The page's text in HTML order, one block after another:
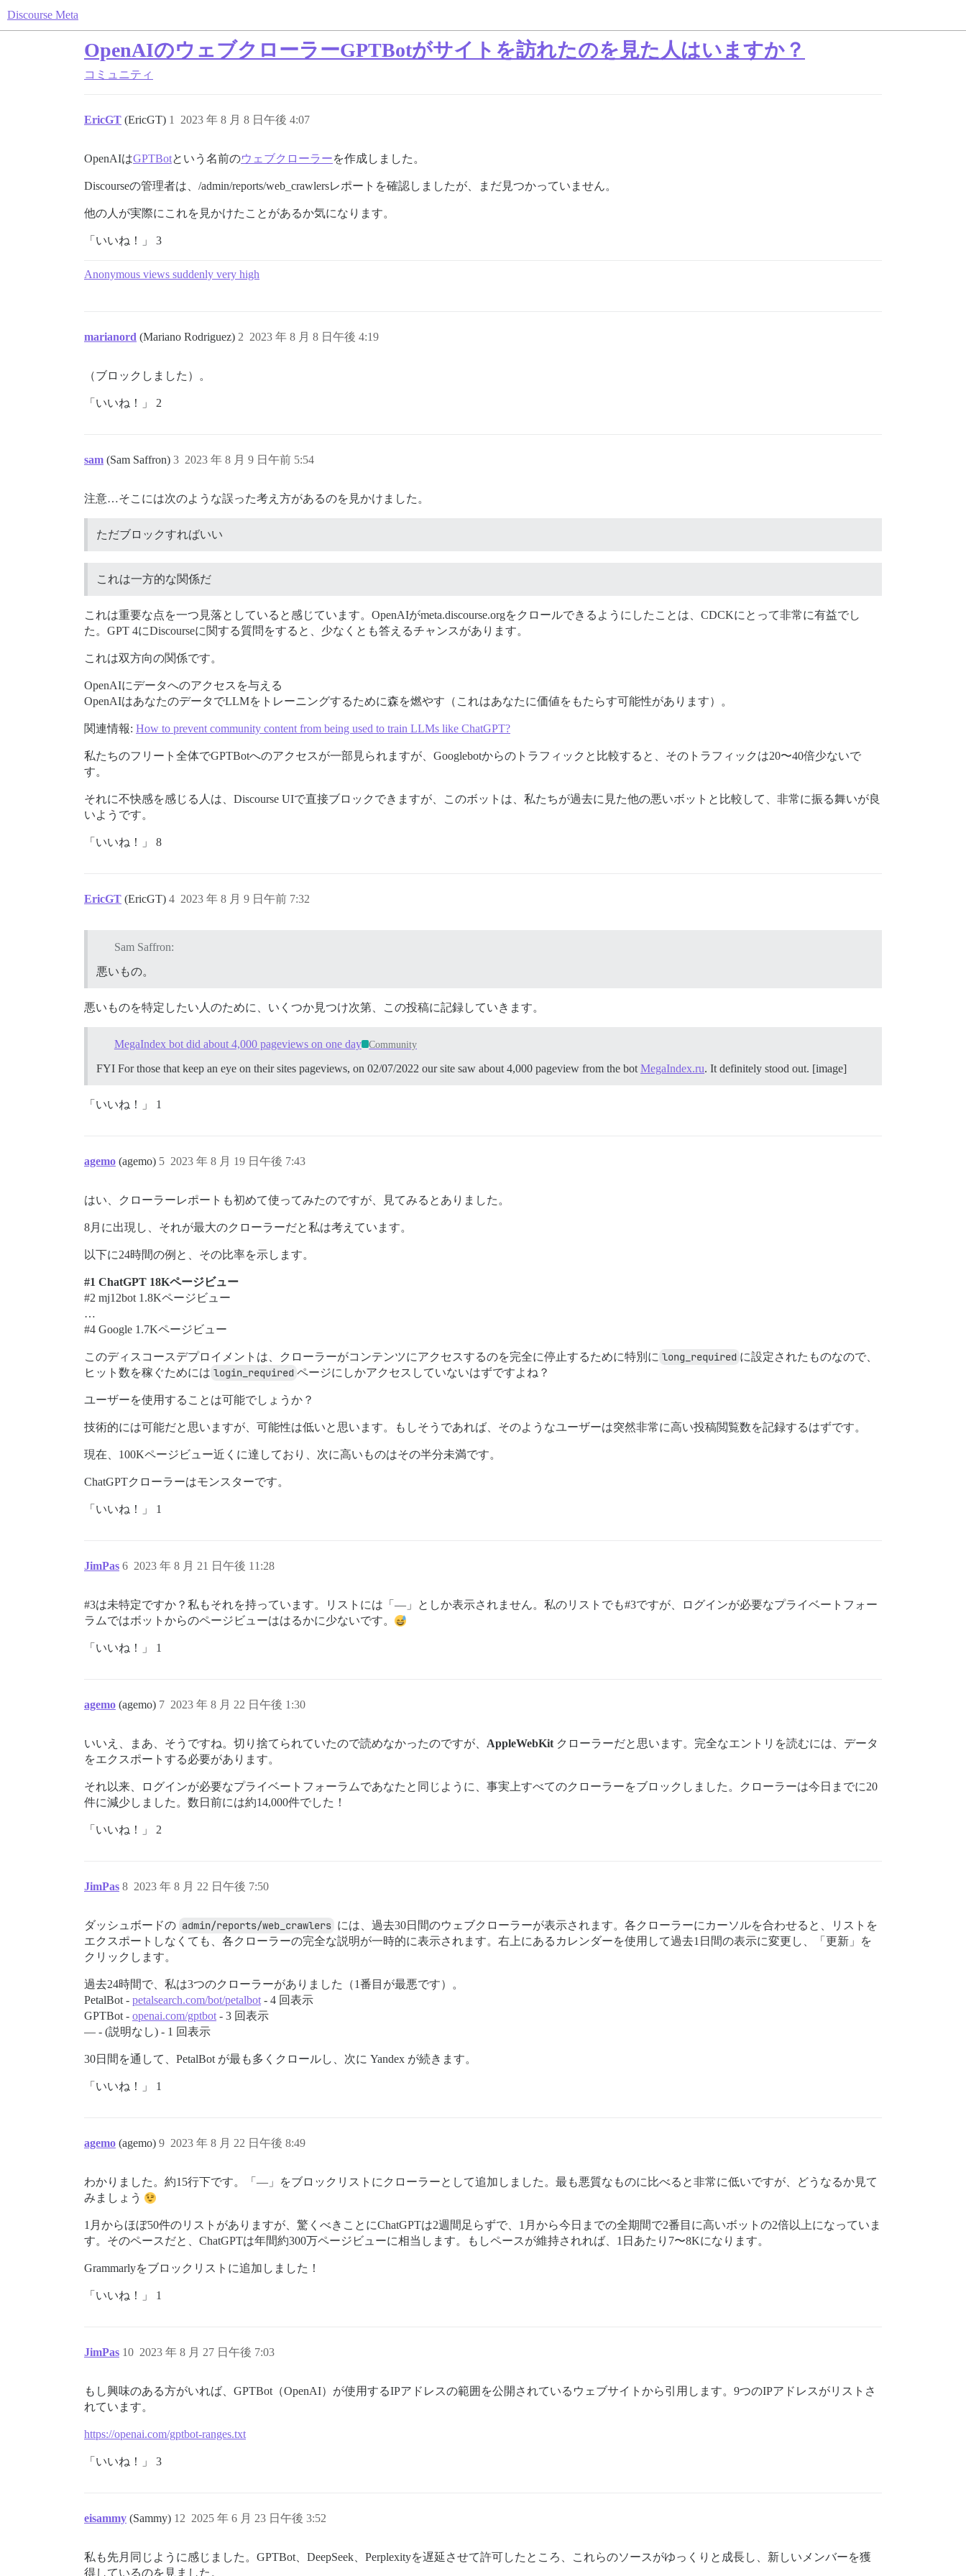
Discourse Meta
OpenAIのウェブクローラーGPTBotがサイトを訪れたのを見た人はいますか？
コミュニティ
EricGT (EricGT) 2023 年 8 月 8 日午後 4:07
1
OpenAIはGPTBotという名前のウェブクローラーを作成しました。
Discourseの管理者は、/admin/reports/web_crawlersレポートを確認しましたが、まだ見つかっていません。
他の人が実際にこれを見かけたことがあるか気になります。
「いいね！」 3
Anonymous views suddenly very high
marianord (Mariano Rodriguez) 2023 年 8 月 8 日午後 4:19
2
（ブロックしました）。
「いいね！」 2
sam (Sam Saffron) 2023 年 8 月 9 日午前 5:54
3
注意…そこには次のような誤った考え方があるのを見かけました。
ただブロックすればいい
これは一方的な関係だ
これは重要な点を一つ見落としていると感じています。OpenAIがmeta.discourse.orgをクロールできるようにしたことは、CDCKにとって非常に有益でし
た。GPT 4にDiscourseに関する質問をすると、少なくとも答えるチャンスがあります。
これは双方向の関係です。
OpenAIにデータへのアクセスを与える
OpenAIはあなたのデータでLLMをトレーニングするために森を燃やす（これはあなたに価値をもたらす可能性があります）。
関連情報: How to prevent community content from being used to train LLMs like ChatGPT?
私たちのフリート全体でGPTBotへのアクセスが一部見られますが、Googlebotからのトラフィックと比較すると、そのトラフィックは20〜40倍少ないで
す。
それに不快感を感じる人は、Discourse UIで直接ブロックできますが、このボットは、私たちが過去に見た他の悪いボットと比較して、非常に振る舞いが良
いようです。
「いいね！」 8
EricGT (EricGT) 2023 年 8 月 9 日午前 7:32
4
Sam Saffron:
悪いもの。
悪いものを特定したい人のために、いくつか見つけ次第、この投稿に記録していきます。
MegaIndex bot did about 4,000 pageviews on one day Community
FYI For those that keep an eye on their sites pageviews, on 02/07/2022 our site saw about 4,000 pageview from the bot MegaIndex.ru. It definitely stood out. [image]
「いいね！」 1
agemo (agemo) 2023 年 8 月 19 日午後 7:43
5
はい、クローラーレポートも初めて使ってみたのですが、見てみるとありました。
8月に出現し、それが最大のクローラーだと私は考えています。
以下に24時間の例と、その比率を示します。
#1 ChatGPT 18Kページビュー
#2 mj12bot 1.8Kページビュー
…
#4 Google 1.7Kページビュー
このディスコースデプロイメントは、クローラーがコンテンツにアクセスするのを完全に停止するために特別に long_required に設定されたものなので、
ヒット数を稼ぐためには login_required ページにしかアクセスしていないはずですよね？
ユーザーを使用することは可能でしょうか？
技術的には可能だと思いますが、可能性は低いと思います。もしそうであれば、そのようなユーザーは突然非常に高い投稿閲覧数を記録するはずです。
現在、100Kページビュー近くに達しており、次に高いものはその半分未満です。
ChatGPTクローラーはモンスターです。
「いいね！」 1
JimPas 2023 年 8 月 21 日午後 11:28
6
#3は未特定ですか ？私もそれを持っています。リストには「—」としか表示されません。私のリストでも#3ですが、ログインが必要なプライベートフォー
ラムではボットからのページビューははるかに少ないです。
「いいね！」 1
agemo (agemo) 2023 年 8 月 22 日午後 1:30
7
いいえ、まあ、そうですね。切り捨てられていたので読めなかったのですが、 AppleWebKit クローラーだと思います。完全なエントリを読むには、データ
をエクスポートする必要があります。
それ以来、ログインが必要なプライベートフォーラムであなたと同じように、事実上すべてのクローラーをブロックしました。クローラーは今日までに20
件に減少しました。数日前には約14,000件でした！
「いいね！」 2
JimPas 2023 年 8 月 22 日午後 7:50
8
ダッシュボードの admin/reports/web_crawlers には、過去30日間のウェブクローラーが表示されます。各クローラーにカーソルを合わせると、リストを
エクスポートしなくても、各クローラーの完全な説明が一時的に表示されます。右上にあるカレンダーを使用して過去1日間の表示に変更し、「更新」を
クリックします。
過去24時間で、私は3つのクローラーがありました（1番目が最悪です）。
PetalBot - petalsearch.com/bot/petalbot - 4 回表示
GPTBot - openai.com/gptbot - 3 回表示
— - (説明なし) - 1 回表示
30日間を通して、PetalBot が最も多くクロールし、次に Yandex が続きます。
「いいね！」 1
agemo (agemo) 2023 年 8 月 22 日午後 8:49
9
わかりました。約15行下です。「—」をブロックリストにクローラーとして追加しました。最も悪質なものに比べると非常に低いですが、どうなるか見て
みましょう
1月からほぼ50件のリストがありますが、驚くべきことにChatGPTは2週間足らずで、1月から今日までの全期間で2番目に高いボットの2倍以上になっていま
す。そのペースだと、ChatGPTは年間約300万ページビューに相当します。もしペースが維持されれば、1日あたり7〜8Kになります。
Grammarlyをブロックリストに追加しました！
「いいね！」 1
JimPas 2023 年 8 月 27 日午後 7:03
10
もし興味のある方がいれば、GPTBot（OpenAI）が使用するIPアドレスの範囲を公開されているウェブサイトから引用します。9つのIPアドレスがリストさ
れています。
https://openai.com/gptbot-ranges.txt
「いいね！」 3
eisammy (Sammy) 2025 年 6 月 23 日午後 3:52
12
私も先月同じように感じました。GPTBot、DeepSeek、Perplexityを遅延させて許可したところ、これらのソースがゆっくりと成長し、新しいメンバーを獲
得しているのを見ました。